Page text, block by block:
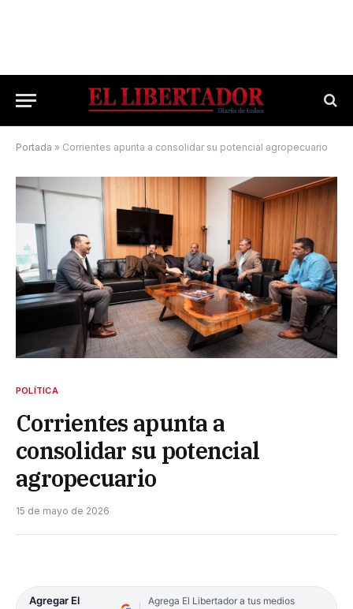
Portada » Corrientes apunta a consolidar su potencial agropecuario
POLÍTICA
Corrientes apunta a
consolidar su potencial
agropecuario
15 de mayo de 2026
Agregar El
Agrega El Libertador a tus medios